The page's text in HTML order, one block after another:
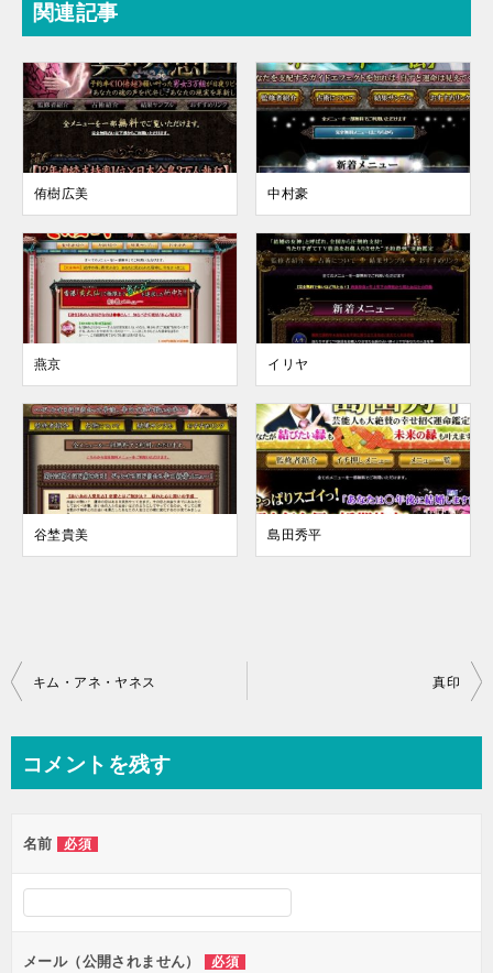
関連記事
侑樹広美 中村豪
燕京 イリヤ
谷埜貴美 島田秀平
投
ビ
ー
シ
ョ
ン
キム・アネ・ヤネス 真印
コメントを残す
名前 必須
メール（公開されません） 必須